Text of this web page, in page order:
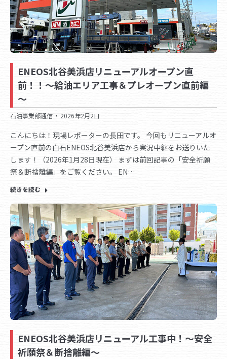
ENEOS北谷美浜店リニューアルオープン直
前！！～給油エリア工事＆プレオープン直前編
～
石油事業部通信 2026年2月2日
こんにちは！現場レポーターの長田です。 今回もリニューアルオ
ープン直前の白石ENEOS北谷美浜店から実況中継をお送りいた
します！（2026年1月28日現在） まずは前回記事の「安全祈願
祭＆断捨離編」をご覧ください。 EN…
続きを読む
ENEOS北谷美浜店リニューアル工事中！～安全
祈願祭＆断捨離編～